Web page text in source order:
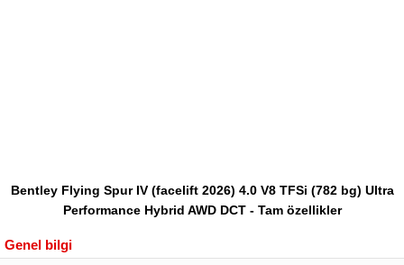
Bentley Flying Spur IV (facelift 2026) 4.0 V8 TFSi (782 bg) Ultra
Performance Hybrid AWD DCT - Tam özellikler
Genel bilgi